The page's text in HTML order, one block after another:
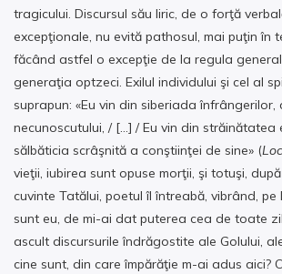
tragicului. Discursul său liric, de o forţă
excepţionale, nu evită pathosul, mai puţin în
făcând astfel o excepţie de la regula
generaţia optzeci. Exilul individului şi cel al
suprapun: «Eu vin din siberiada înfrângerilor,
necunoscutului, / […] / Eu vin din străinătatea
sălbăticia scrâşnită a conştiinţei de sine» (
vieţii, iubirea sunt opuse morţii, şi totuşi,
cuvinte Tatălui, poetul îl întreabă, vibrând, pe
sunt eu, de mi-ai dat puterea cea de toate
ascult discursurile îndrăgostite ale Golului,
cine sunt, din care împărăţie m-ai adus aici?